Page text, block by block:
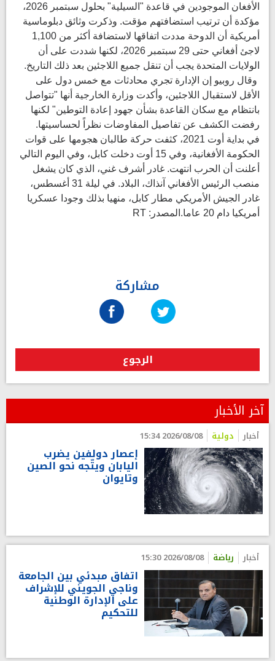
الأفغان الموجودين في قاعدة "السيلية" بحلول سبتمبر 2026،
مؤكدة أن ترتيب استضافتهم مؤقت. وذكرت وثائق دبلوماسية
أمريكية أن الدوحة مددت اتفاقها لاستضافة أكثر من 1,100
لاجئ أفغاني حتى 29 سبتمبر 2026، لكنها شددت على أن
الولايات المتحدة يجب أن تنقل جميع اللاجئين بعد ذلك التاريخ.
وقال روبيو إن الإدارة تجري محادثات مع خمس دول على
الأقل لاستقبال اللاجئين، وأكدت وزارة الخارجية أنها "تتواصل
بانتظام مع سكان القاعدة بشأن جهود إعادة التوطين" لكنها
رفضت الكشف عن تفاصيل المفاوضات نظراً لحساسيتها.
في بداية أوت 2021، كثفت حركة طالبان هجومها على قوات
الحكومة الأفغانية، وفي 15 أوت دخلت كابل، وفي اليوم التالي
أعلنت أن الحرب انتهت. غادر أشرف غني، الذي كان يشغل
منصب الرئيس الأفغاني آنذاك، البلاد. في ليلة 31 أغسطس،
غادر الجيش الأمريكي مطار كابل، منهيا بذلك وجودا عسكريا
أمريكيا دام 20 عاما.المصدر: RT
مشاركة
الرجوع
آخر الأخبار
أخبار دولية 2026/08/08 15:34
إعصار دولفين يضرب
اليابان ويتّجه نحو الصين
وتايوان
أخبار رياضة 2026/08/08 15:30
اتفاق مبدئي بين الجامعة
وناجي الجويني للإشراف
على الإدارة الوطنية
للتحكيم